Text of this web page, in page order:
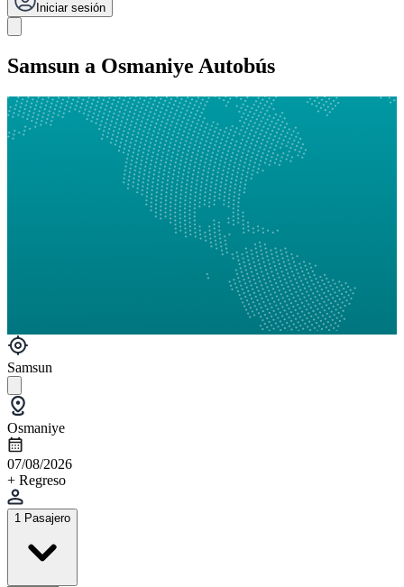
Iniciar sesión
Samsun a Osmaniye Autobús
Samsun
Osmaniye
07/08/2026
+ Regreso
1 Pasajero